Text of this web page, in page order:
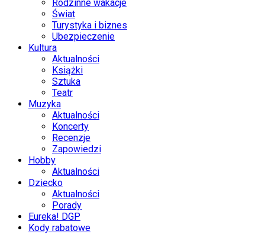
Rodzinne wakacje
Świat
Turystyka i biznes
Ubezpieczenie
Kultura
Aktualności
Książki
Sztuka
Teatr
Muzyka
Aktualności
Koncerty
Recenzje
Zapowiedzi
Hobby
Aktualności
Dziecko
Aktualności
Porady
Eureka! DGP
Kody rabatowe